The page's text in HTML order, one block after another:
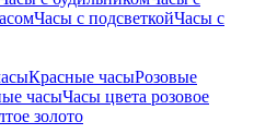
Часы с подсветкойЧасы с
Красные часыРозовые
часыЧасы цвета розовое
золото